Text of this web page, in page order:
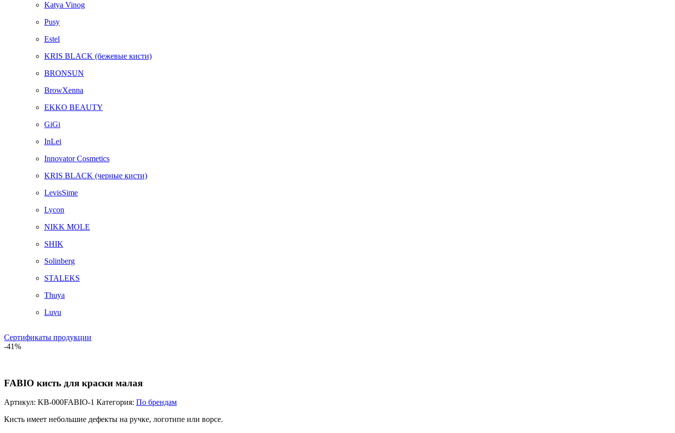
Katya Vinog
Pusy
Estel
KRIS BLACK (бежевые кисти)
BRONSUN
BrowXenna
EKKO BEAUTY
GiGi
InLei
Innovator Cosmetics
KRIS BLACK (черные кисти)
LevisSime
Lycon
NIKK MOLE
SHIK
Solinberg
STALEKS
Thuya
Luvu
Сертификаты продукции
-41%
FABIO кисть для краски малая
Артикул: KB-000FABIO-1 Категория: По брендам
Кисть имеет небольшие дефекты на ручке, логотипе или ворсе.